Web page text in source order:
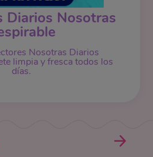
Diarios Nosotras
Nosotras Diarios
limpia y fresca todos los
días.